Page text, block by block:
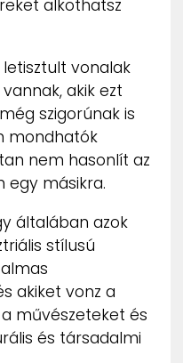
alkothatsz
vonalak
akik ezt
szigorúnak is
mondhatók
nem hasonlít az
egy másikra.
általában azok
stílusú
akiket vonz a
művészeteket és
és társadalmi